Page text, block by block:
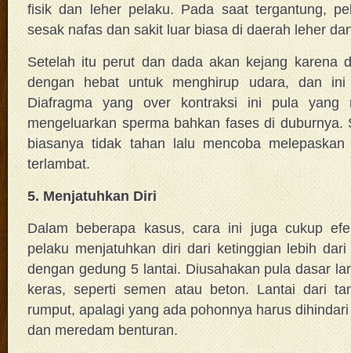
fisik dan leher pelaku. Pada saat tergantung,
sesak nafas dan sakit luar biasa di daerah leher
Setelah itu perut dan dada akan kejang karena
dengan hebat untuk menghirup udara, dan ini
Diafragma yang over kontraksi ini pula yang
mengeluarkan sperma bahkan fases di duburnya.
biasanya tidak tahan lalu mencoba
terlambat.
5. Menjatuhkan Diri
Dalam beberapa kasus, cara ini juga cukup
pelaku menjatuhkan diri dari ketinggian lebih
dengan gedung 5 lantai. Diusahakan pula dasar
keras, seperti semen atau beton. Lantai dari
rumput, apalagi yang ada pohonnya harus
dan meredam benturan.